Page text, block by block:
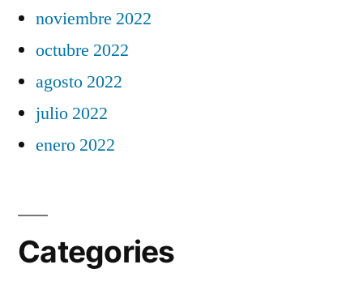
noviembre 2022
octubre 2022
agosto 2022
julio 2022
enero 2022
Categories